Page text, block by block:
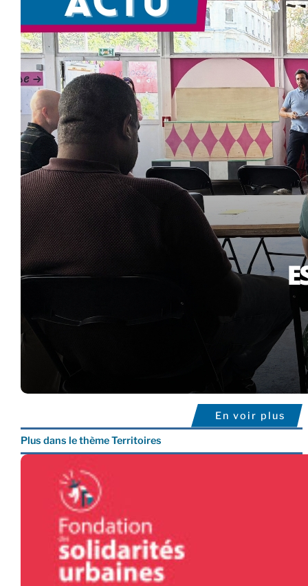
En voir plus
Plus dans le thème Territoires